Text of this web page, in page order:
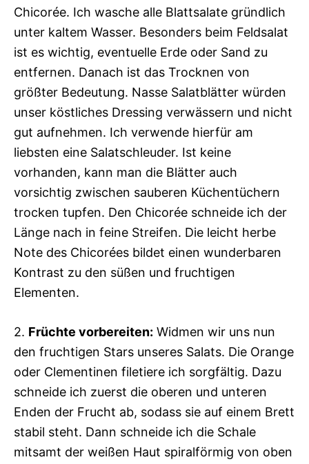
Chicorée. Ich wasche alle Blattsalate gründlich
unter kaltem Wasser. Besonders beim Feldsalat
ist es wichtig, eventuelle Erde oder Sand zu
entfernen. Danach ist das Trocknen von
größter Bedeutung. Nasse Salatblätter würden
unser köstliches Dressing verwässern und nicht
gut aufnehmen. Ich verwende hierfür am
liebsten eine Salatschleuder. Ist keine
vorhanden, kann man die Blätter auch
vorsichtig zwischen sauberen Küchentüchern
trocken tupfen. Den Chicorée schneide ich der
Länge nach in feine Streifen. Die leicht herbe
Note des Chicorées bildet einen wunderbaren
Kontrast zu den süßen und fruchtigen
Elementen.
2. Früchte vorbereiten: Widmen wir uns nun
den fruchtigen Stars unseres Salats. Die Orange
oder Clementinen filetiere ich sorgfältig. Dazu
schneide ich zuerst die oberen und unteren
Enden der Frucht ab, sodass sie auf einem Brett
stabil steht. Dann schneide ich die Schale
mitsamt der weißen Haut spiralförmig von oben